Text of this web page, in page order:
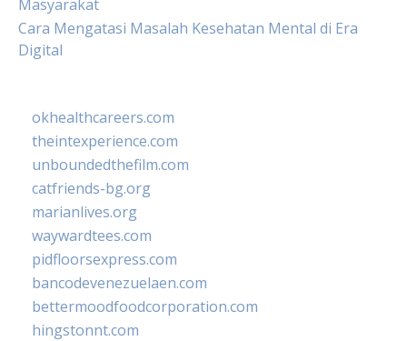
Masyarakat
Cara Mengatasi Masalah Kesehatan Mental di Era
Digital
okhealthcareers.com
theintexperience.com
unboundedthefilm.com
catfriends-bg.org
marianlives.org
waywardtees.com
pidfloorsexpress.com
bancodevenezuelaen.com
bettermoodfoodcorporation.com
hingstonnt.com